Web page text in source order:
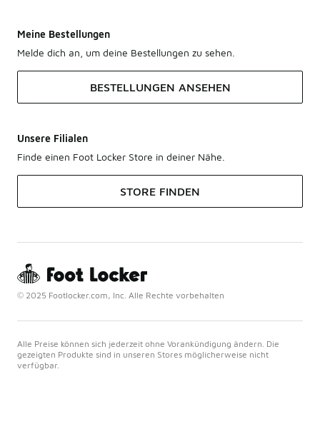
Meine Bestellungen
Melde dich an, um deine Bestellungen zu sehen.
BESTELLUNGEN ANSEHEN
Unsere Filialen
Finde einen Foot Locker Store in deiner Nähe.
STORE FINDEN
© 2025 Footlocker.com, Inc. Alle Rechte vorbehalten
Alle Preise können sich jederzeit ohne Vorankündigung ändern. Die
gezeigten Produkte sind in unseren Stores möglicherweise nicht
verfügbar.